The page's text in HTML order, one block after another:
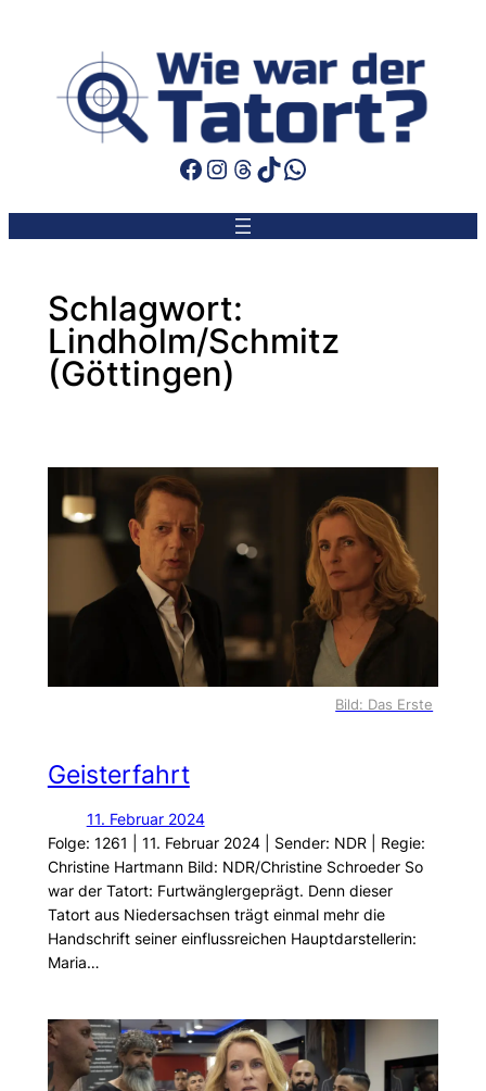
Facebook
Instagram
Threads
TikTok
WhatsApp
Schlagwort:
Lindholm/Schmitz
(Göttingen)
Bild: Das Erste
Geisterfahrt
11. Februar 2024
Folge: 1261 | 11. Februar 2024 | Sender: NDR | Regie:
Christine Hartmann Bild: NDR/Christine Schroeder So
war der Tatort: Furtwänglergeprägt. Denn dieser
Tatort aus Niedersachsen trägt einmal mehr die
Handschrift seiner einflussreichen Hauptdarstellerin:
Maria…